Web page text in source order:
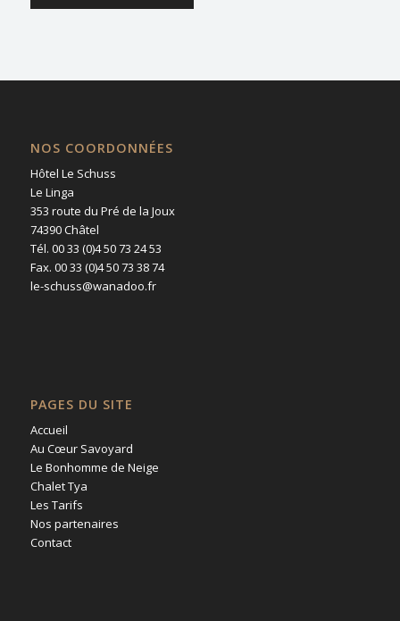
NOS COORDONNÉES
Hôtel Le Schuss
Le Linga
353 route du Pré de la Joux
74390 Châtel
Tél. 00 33 (0)4 50 73 24 53
Fax. 00 33 (0)4 50 73 38 74
le-schuss@wanadoo.fr
PAGES DU SITE
Accueil
Au Cœur Savoyard
Le Bonhomme de Neige
Chalet Tya
Les Tarifs
Nos partenaires
Contact